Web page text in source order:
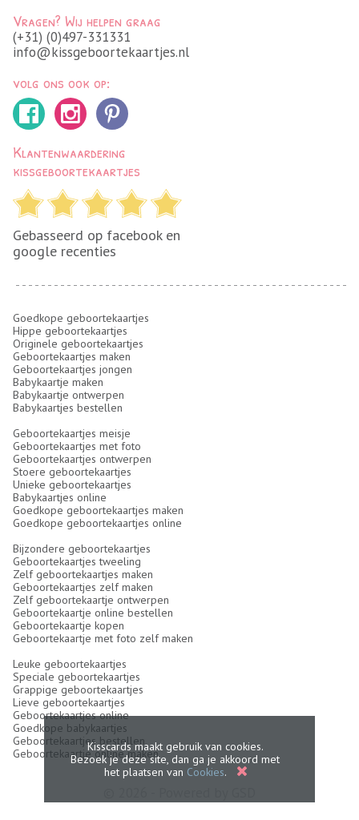
Vragen? Wij helpen graag
(+31) (0)497-331331
info@kissgeboortekaartjes.nl
volg ons ook op:
Klantenwaardering
kissgeboortekaartjes
Gebasseerd op facebook en
google recenties
Goedkope geboortekaartjes
Hippe geboortekaartjes
Originele geboortekaartjes
Geboortekaartjes maken
Geboortekaartjes jongen
Babykaartje maken
Babykaartje ontwerpen
Babykaartjes bestellen
Geboortekaartjes meisje
Geboortekaartjes met foto
Geboortekaartjes ontwerpen
Stoere geboortekaartjes
Unieke geboortekaartjes
Babykaartjes online
Goedkope geboortekaartjes maken
Goedkope geboortekaartjes online
Bijzondere geboortekaartjes
Geboortekaartjes tweeling
Zelf geboortekaartjes maken
Geboortekaartjes zelf maken
Zelf geboortekaartje ontwerpen
Geboortekaartje online bestellen
Geboortekaartje kopen
Geboortekaartje met foto zelf maken
Leuke geboortekaartjes
Speciale geboortekaartjes
Grappige geboortekaartjes
Lieve geboortekaartjes
Geboortekaartjes online
Goedkope babykaartjes
Geboortekaartjes bestellen
Geboortekaartje online makenKisscards maakt gebruik van cookies.
Bezoek je deze site, dan ga je akkoord met
het plaatsen van Cookies.